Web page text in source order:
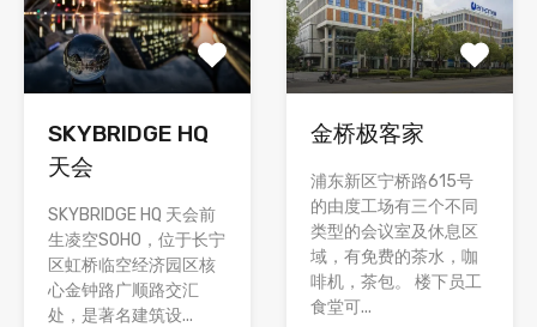
SKYBRIDGE HQ
天会
SKYBRIDGE HQ 天会前
生凌空SOHO，位于长宁
区虹桥临空经济园区核
心金钟路广顺路交汇
处，是著名建筑设...
金桥极客家
浦东新区宁桥路615号
的由度工场有三个不同
类型的会议室及休息区
域，有免费的茶水，咖
啡机，茶包。 楼下员工
食堂可...